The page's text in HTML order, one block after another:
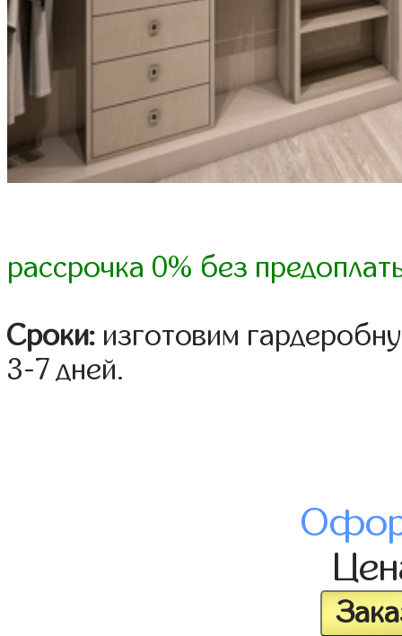
рассрочка 0% без
Сроки: изготовим
3-7 дней.